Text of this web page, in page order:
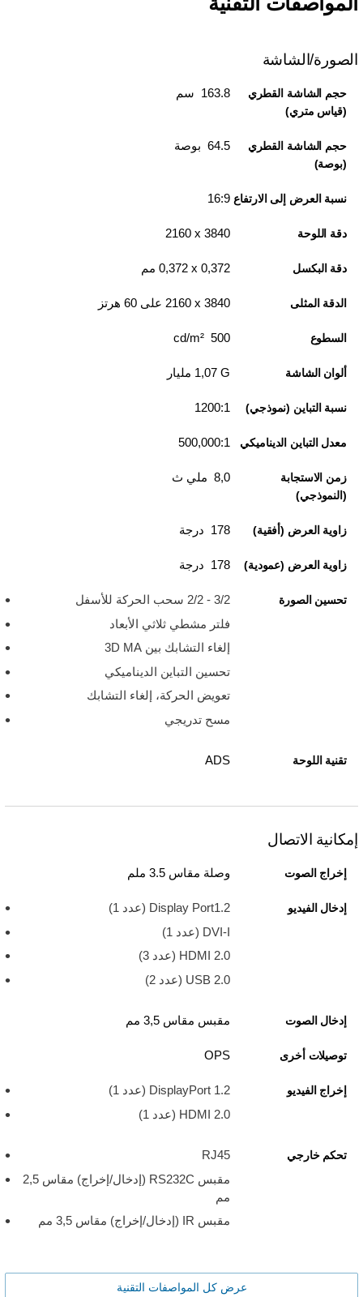
الصورة/الشاشة
حجم الشاشة القطري
(قياس متري)
163.8 سم
حجم الشاشة القطري
(بوصة)
64.5 بوصة
نسبة العرض إلى الارتفاع 16:9
دقة اللوحة 3840 x‏ 2160
دقة البكسل 0,372 x‏ 0,372 مم
الدقة المثلى 3840 x‏ 2160 على 60 هرتز
السطوع 500 cd/m²
ألوان الشاشة ‎1,07 G مليار
نسبة التباين (نموذجي) 1200:1
معدل التباين الديناميكي 500,000:1
زمن الاستجابة
(النموذجي)
8,0 ملي ث
زاوية العرض (أفقية) 178 درجة
زاوية العرض (عمودية) 178 درجة
تحسين الصورة
3/2 - 2/2 سحب الحركة للأسفل
فلتر مشطي ثلاثي الأبعاد
إلغاء التشابك بين 3D MA
تحسين التباين الديناميكي
تعويض الحركة، إلغاء التشابك
مسح تدريجي
تقنية اللوحة ADS
إمكانية الاتصال
إخراج الصوت وصلة مقاس 3.5 ملم
إدخال الفيديو
Display Port1.2 (عدد 1)
DVI-I (عدد 1)
HDMI 2.0 (عدد 3)
USB 2.0 ‏(عدد 2)
إدخال الصوت مقبس مقاس 3,5 مم
توصيلات أخرى OPS
إخراج الفيديو
DisplayPort 1.2 (عدد 1)
HDMI 2.0 ‏(عدد 1)
تحكم خارجي
RJ45
مقبس RS232C (إدخال/إخراج) مقاس 2,5
مم
مقبس IR (إدخال/إخراج) مقاس 3,5 مم
عرض كل المواصفات التقنية